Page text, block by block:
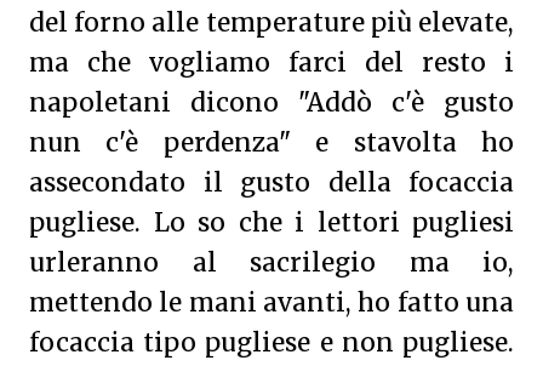
del forno alle temperature più elevate,
ma che vogliamo farci del resto i
napoletani dicono "Addò c'è gusto
nun c'è perdenza" e stavolta ho
assecondato il gusto della focaccia
pugliese. Lo so che i lettori pugliesi
urleranno al sacrilegio ma io,
mettendo le mani avanti, ho fatto una
focaccia tipo pugliese e non pugliese.